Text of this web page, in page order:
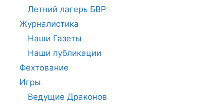
Летний лагерь БВР
Журналистика
Наши Газеты
Наши публикации
Фехтование
Игры
Ведущие Драконов